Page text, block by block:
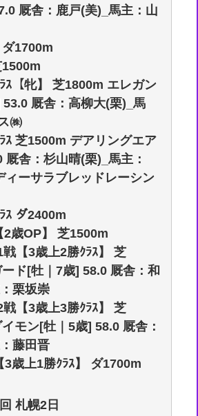
厩舎：鹿戸(美)_馬主：山
1700m
ｽ【牝】 芝1800m エレガン
厩舎：高柳大(栗)_馬
㈱
ｽ 芝1500m デアリングエア
厩舎：杉山晴(栗)_馬主：
ィーサラブレッドレーシン
ｽ ダ2400m
2歳OP】 芝1500m
【3歳上2勝ｸﾗｽ】 芝
ド[牡｜7歳] 58.0 厩舎：和
栗坂崇
【3歳上3勝ｸﾗｽ】 芝
モン[牡｜5歳] 58.0 厩舎：
藤田晋
3歳上1勝ｸﾗｽ】 ダ1700m
札幌2日